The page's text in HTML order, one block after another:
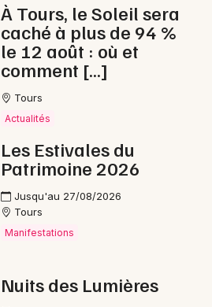
À Tours, le Soleil sera
caché à plus de 94 %
le 12 août : où et
comment […]
Tours
Actualités
Les Estivales du
Patrimoine 2026
Jusqu'au 27/08/2026
Tours
Manifestations
Nuits des Lumières